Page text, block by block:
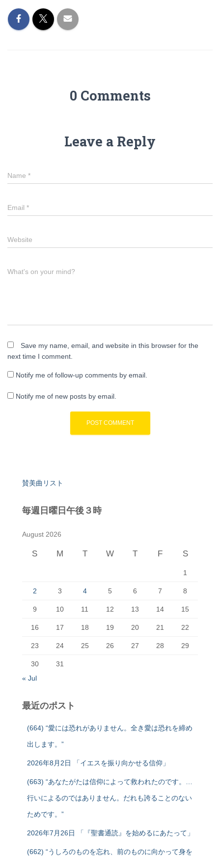
0 Comments
Leave a Reply
Name *
Email *
Website
What's on your mind?
Save my name, email, and website in this browser for the
next time I comment.
Notify me of follow-up comments by email.
Notify me of new posts by email.
賛美曲リスト
毎週日曜日午後３時
August 2026
S M T W T F S
1
2 3 4 5 6 7 8
9 10 11 12 13 14 15
16 17 18 19 20 21 22
23 24 25 26 27 28 29
30
31
« Jul
最近のポスト
(664) “愛には恐れがありません。全き愛は恐れを締め
出します。”
2026年8月2日 「イエスを振り向かせる信仰」
(663) “あなたがたは信仰によって救われたのです。…
行いによるのではありません。だれも誇ることのない
ためです。”
2026年7月26日 「『聖書通読』を始めるにあたって」
(662) “うしろのものを忘れ、前のものに向かって身を